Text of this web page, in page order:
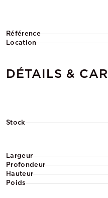
Référence
Location
DÉTAILS &
Stock
Largeur
Profondeur
Hauteur
Poids